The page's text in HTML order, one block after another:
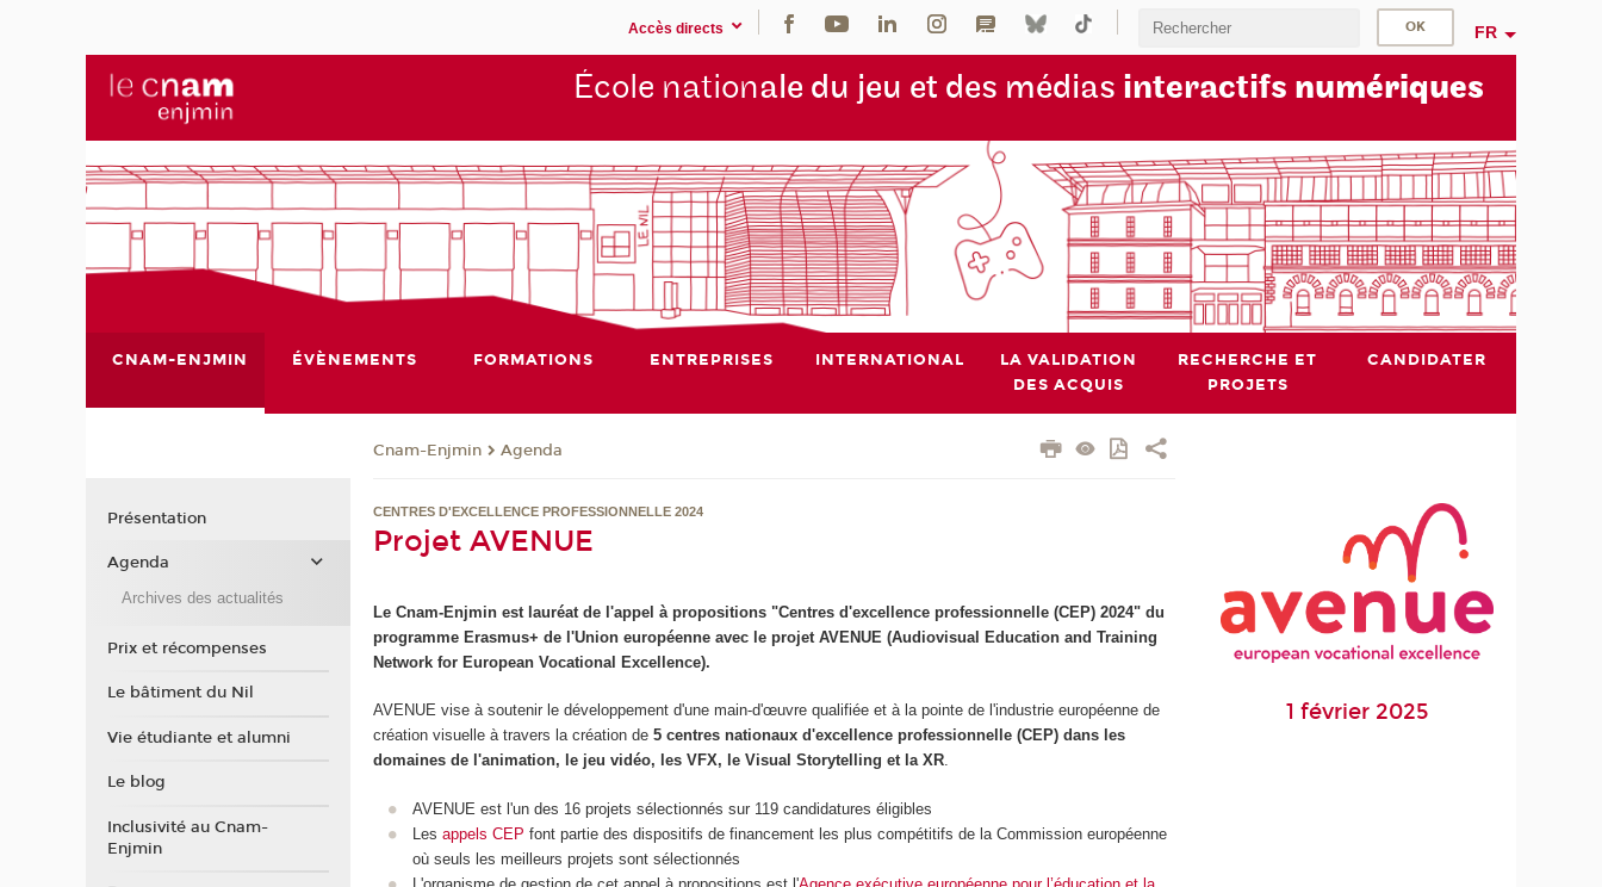
Accès directs FR
École nationale du jeu et des médias interactifs numériques
CNAM-ENJMIN ÉVÈNEMENTS FORMATIONS ENTREPRISES INTERNATIONAL
LA VALIDATION
DES ACQUIS
RECHERCHE ET
PROJETS
CANDIDATER
Cnam-Enjmin Agenda
CENTRES D'EXCELLENCE PROFESSIONNELLE 2024
Projet AVENUE
Le Cnam-Enjmin est lauréat de l'appel à propositions "Centres d'excellence professionnelle (CEP) 2024" du
programme Erasmus+ de l'Union européenne avec le projet AVENUE (Audiovisual Education and Training
Network for European Vocational Excellence).
AVENUE vise à soutenir le développement d'une main-d'œuvre qualifiée et à la pointe de l'industrie européenne de
création visuelle à travers la création de5 centres nationaux d'excellence professionnelle (CEP) dans les
domaines de l'animation, le jeu vidéo, les VFX, le Visual Storytelling et la XR.
AVENUE est l'un des 16 projets sélectionnés sur 119 candidatures éligibles
Les appels CEP font partie des dispositifs de financement les plus compétitifs de la Commission européenne
où seuls les meilleurs projets sont sélectionnés
1 février 2025
Présentation
Agenda
Archives des actualités
Prix et récompenses
Le bâtiment du Nil
Vie étudiante et alumni
Le blog
Inclusivité au Cnam-
Enjmin